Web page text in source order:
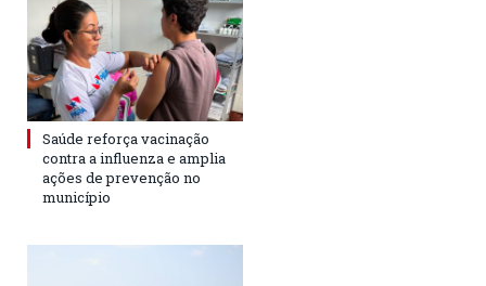
Saúde reforça vacinação
contra a influenza e amplia
ações de prevenção no
município